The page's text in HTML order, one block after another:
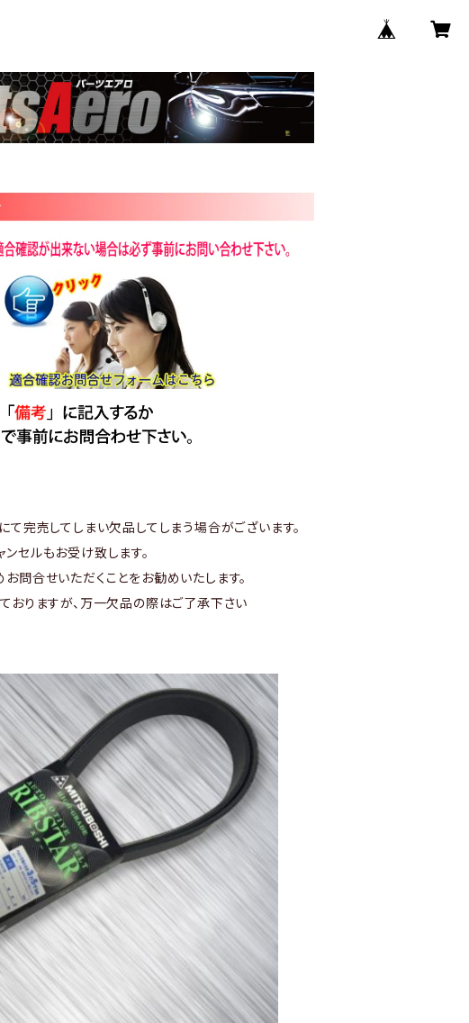
完売してしまい欠品してしまう場合がございます。
セルもお受け致します。
問合せいただくことをお勧めいたします。
おりますが、万一欠品の際はご了承下さい